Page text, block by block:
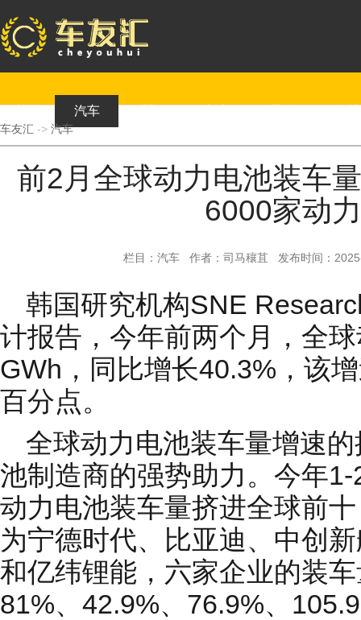
汽车
车友汇 -> 汽车
前2月全球动力电池装车
6000家动
栏目：汽车 作者：司马穰苴 发布时间：
韩国研究机构SNE
计报告，今年前两个月，全
GWh，同比增长40.3%，该
百分点。
全球动力电池装车量增速
池制造商的强势助力。今年
动力电池装车量挤进全球前
为宁德时代、比亚迪、中创
和亿纬锂能，六家企业的装
81%、42.9%、76.9%、